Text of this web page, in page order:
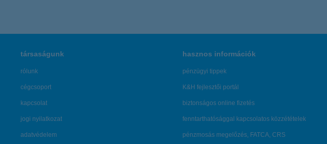
társaságunk
rólunk
cégcsoport
kapcsolat
jogi nyilatkozat
adatvédelem
hasznos információk
pénzügyi tippek
K&H fejlesztői portál
biztonságos online fizetés
fenntarthatósággal kapcsolatos közzétételek
pénzmosás megelőzés, FATCA, CRS